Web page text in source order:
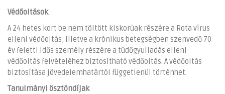
Védőoltások
A 24 hetes kort be nem töltött kiskorúak részére a Rota vírus
elleni védőoltás, illetve a krónikus betegségben szenvedő 70
év feletti idős személy részére a tüdőgyulladás elleni
védőoltás felvételéhez biztosítható védőoltás. A védőoltás
biztosítása jövedelemhatártól függetlenül történhet.
Tanulmányi ösztöndíjak